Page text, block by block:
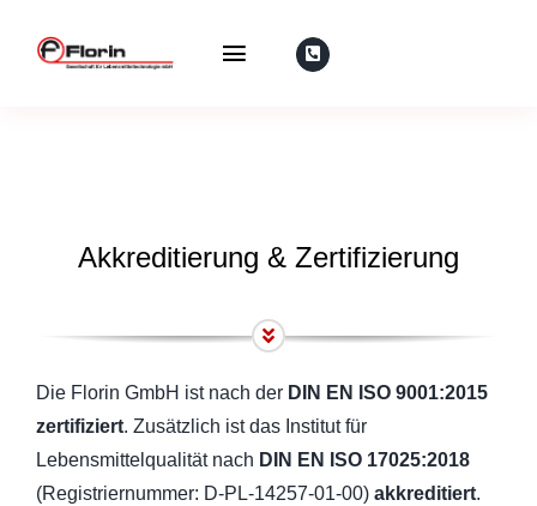
Inhalt
Toggle
Gebrauchtmaschinen
Service
Institut für Lebensmittelqualität
Akkreditierung & Zertifizierung
Die Florin GmbH ist nach der DIN EN ISO 9001:2015
zertifiziert. Zusätzlich ist das Institut für
Lebensmittelqualität nach DIN EN ISO 17025:2018
(Registriernummer: D-PL-14257-01-00) akkreditiert.